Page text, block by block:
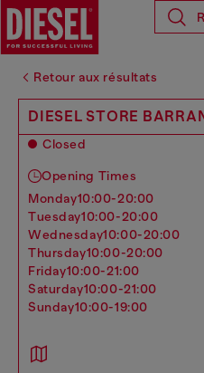
Retour aux résultats
DIESEL STORE
Closed
Opening Times
monday10:00-20:00
tuesday10:00-20:00
wednesday10:00-20:00
thursday10:00-20:00
friday10:00-21:00
saturday10:00-21:00
sunday10:00-19:00